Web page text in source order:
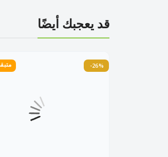
قد يعجبك أيضًا
-26% متبقى